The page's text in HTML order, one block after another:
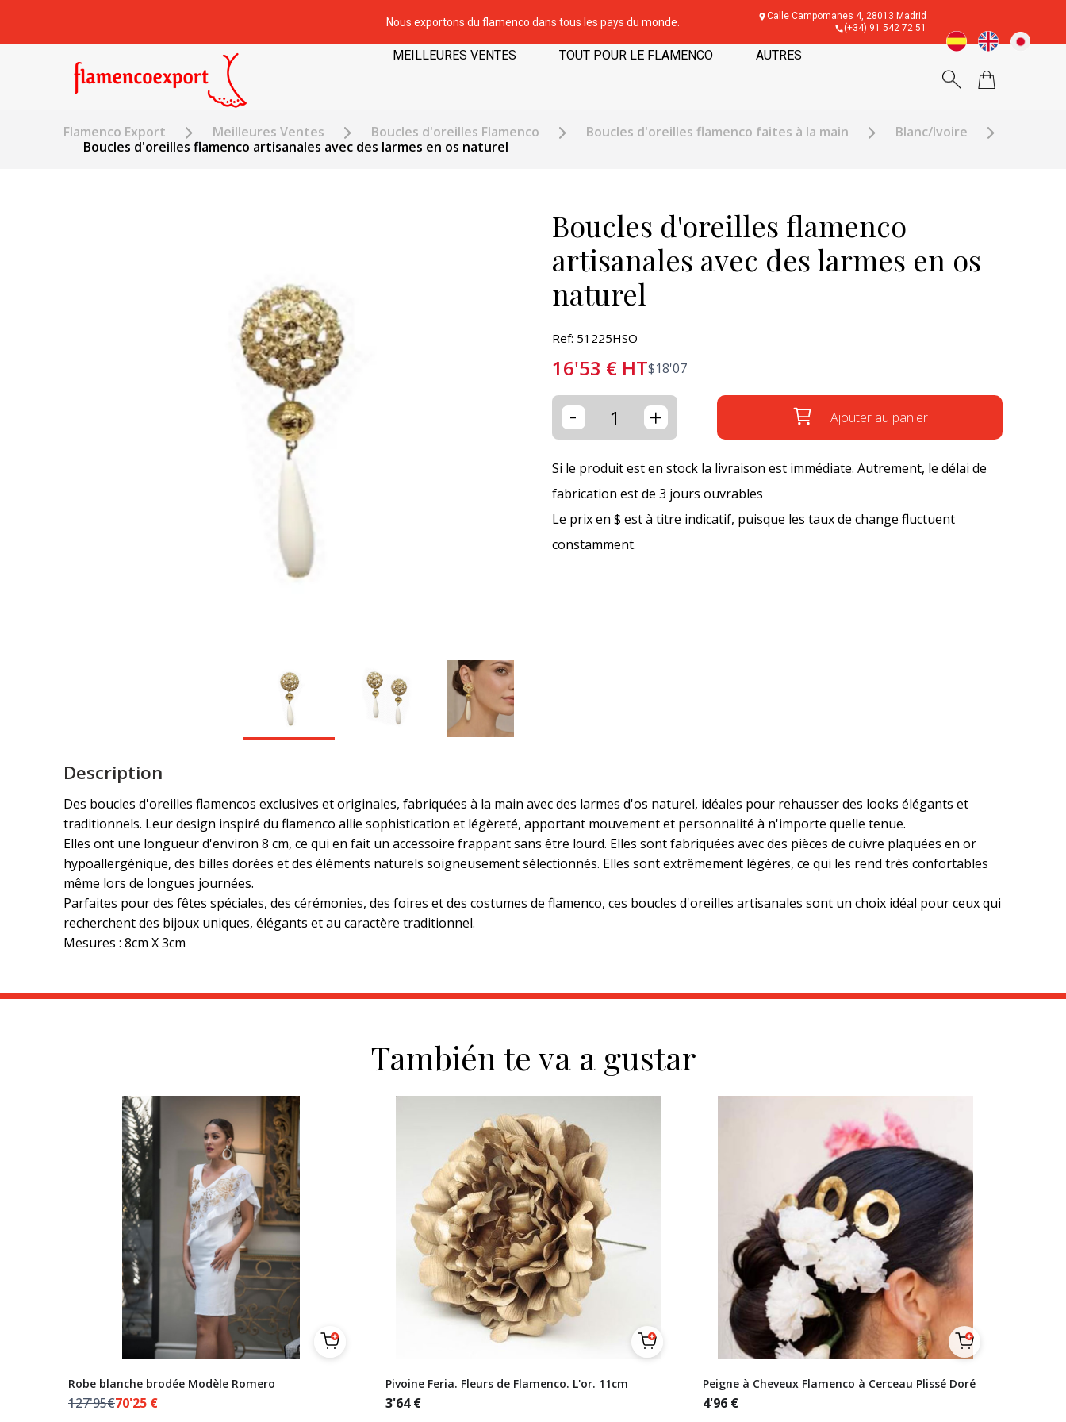
Nous exportons du flamenco dans tous les pays du monde.
Calle Campomanes 4, 28013 Madrid
(+34) 91 542 72 51
MEILLEURES VENTES TOUT POUR LE FLAMENCO AUTRES
Flamenco Export Meilleures Ventes Boucles d'oreilles Flamenco Boucles d'oreilles flamenco faites à la main
Blanc/Ivoire
Boucles d'oreilles flamenco artisanales avec des larmes en os naturel
Boucles d'oreilles flamenco
artisanales avec des larmes en os
naturel
Ref: 51225HSO
16'53 € HT$18'07
- + Ajouter au panier
Si le produit est en stock la livraison est immédiate. Autrement, le délai de
fabrication est de 3 jours ouvrables
Le prix en $ est à titre indicatif, puisque les taux de change fluctuent
constamment.
Description
Des boucles d'oreilles flamencos exclusives et originales, fabriquées à la main avec des larmes d'os naturel, idéales pour rehausser des looks élégants et
traditionnels. Leur design inspiré du flamenco allie sophistication et légèreté, apportant mouvement et personnalité à n'importe quelle tenue.
Elles ont une longueur d'environ 8 cm, ce qui en fait un accessoire frappant sans être lourd. Elles sont fabriquées avec des pièces de cuivre plaquées en or
hypoallergénique, des billes dorées et des éléments naturels soigneusement sélectionnés. Elles sont extrêmement légères, ce qui les rend très confortables
même lors de longues journées.
Parfaites pour des fêtes spéciales, des cérémonies, des foires et des costumes de flamenco, ces boucles d'oreilles artisanales sont un choix idéal pour ceux qui
recherchent des bijoux uniques, élégants et au caractère traditionnel.
Mesures : 8cm X 3cm
También te va a gustar
Robe blanche brodée Modèle Romero
127'95€70'25 €
Pivoine Feria. Fleurs de Flamenco. L'or. 11cm
3'64€
Peigne à Cheveux Flamenco à Cerceau Plissé Doré
4'96 €